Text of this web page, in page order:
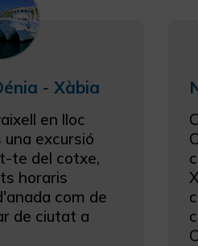
- Xàbia
en lloc
excursió
te del cotxe,
horaris
com de
de ciutat a